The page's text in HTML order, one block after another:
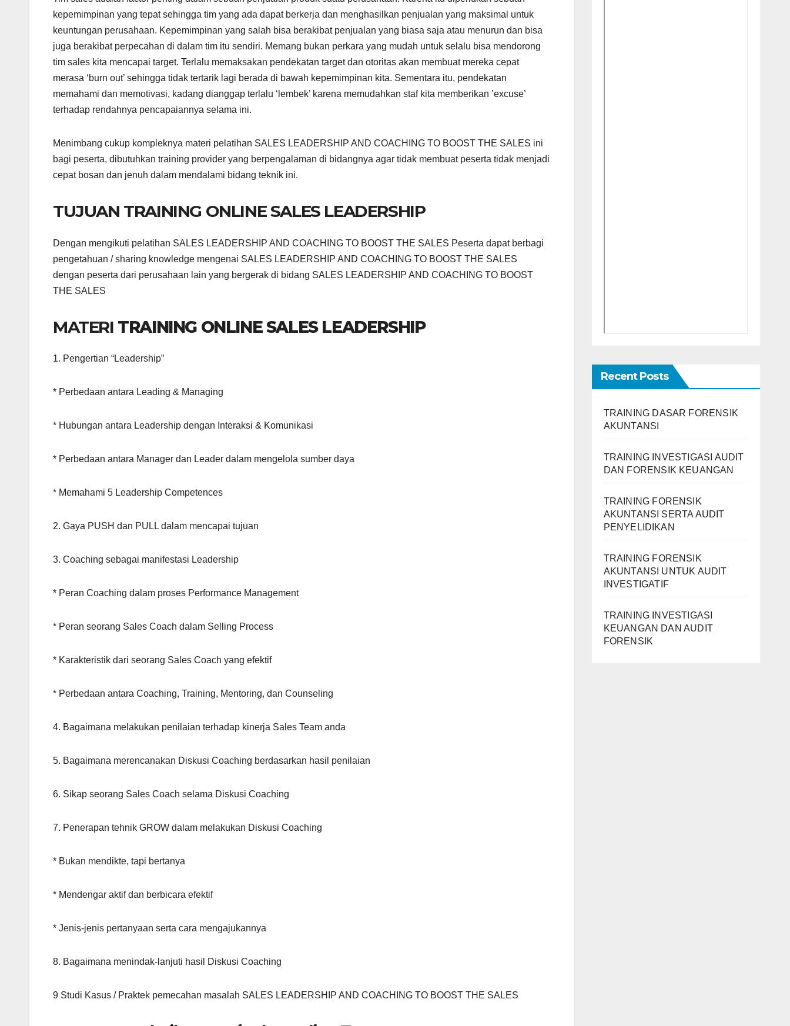
kepemimpinan yang tepat sehingga tim yang ada dapat berkerja dan menghasilkan penjualan yang maksimal untuk
keuntungan perusahaan. Kepemimpinan yang salah bisa berakibat penjualan yang biasa saja atau menurun dan bisa
juga berakibat perpecahan di dalam tim itu sendiri. Memang bukan perkara yang mudah untuk selalu bisa mendorong
tim sales kita mencapai target. Terlalu memaksakan pendekatan target dan otoritas akan membuat mereka cepat
merasa ‘burn out’ sehingga tidak tertarik lagi berada di bawah kepemimpinan kita. Sementara itu, pendekatan
memahami dan memotivasi, kadang dianggap terlalu ‘lembek’ karena memudahkan staf kita memberikan ’excuse’
terhadap rendahnya pencapaiannya selama ini.
Menimbang cukup kompleknya materi pelatihan SALES LEADERSHIP AND COACHING TO BOOST THE SALES ini
bagi peserta, dibutuhkan training provider yang berpengalaman di bidangnya agar tidak membuat peserta tidak menjadi
cepat bosan dan jenuh dalam mendalami bidang teknik ini.
TUJUAN TRAINING ONLINE SALES LEADERSHIP
Dengan mengikuti pelatihan SALES LEADERSHIP AND COACHING TO BOOST THE SALES Peserta dapat berbagi
pengetahuan / sharing knowledge mengenai SALES LEADERSHIP AND COACHING TO BOOST THE SALES
dengan peserta dari perusahaan lain yang bergerak di bidang SALES LEADERSHIP AND COACHING TO BOOST
THE SALES
MATERI TRAINING ONLINE SALES LEADERSHIP
1. Pengertian “Leadership”
* Perbedaan antara Leading & Managing
* Hubungan antara Leadership dengan Interaksi & Komunikasi
* Perbedaan antara Manager dan Leader dalam mengelola sumber daya
* Memahami 5 Leadership Competences
2. Gaya PUSH dan PULL dalam mencapai tujuan
3. Coaching sebagai manifestasi Leadership
* Peran Coaching dalam proses Performance Management
* Peran seorang Sales Coach dalam Selling Process
* Karakteristik dari seorang Sales Coach yang efektif
* Perbedaan antara Coaching, Training, Mentoring, dan Counseling
4. Bagaimana melakukan penilaian terhadap kinerja Sales Team anda
5. Bagaimana merencanakan Diskusi Coaching berdasarkan hasil penilaian
6. Sikap seorang Sales Coach selama Diskusi Coaching
7. Penerapan tehnik GROW dalam melakukan Diskusi Coaching
* Bukan mendikte, tapi bertanya
* Mendengar aktif dan berbicara efektif
* Jenis-jenis pertanyaan serta cara mengajukannya
8. Bagaimana menindak-lanjuti hasil Diskusi Coaching
9 Studi Kasus / Praktek pemecahan masalah SALES LEADERSHIP AND COACHING TO BOOST THE SALES
Recent Posts
TRAINING DASAR FORENSIK
AKUNTANSI
TRAINING INVESTIGASI AUDIT
DAN FORENSIK KEUANGAN
TRAINING FORENSIK
AKUNTANSI SERTA AUDIT
PENYELIDIKAN
TRAINING FORENSIK
AKUNTANSI UNTUK AUDIT
INVESTIGATIF
TRAINING INVESTIGASI
KEUANGAN DAN AUDIT
FORENSIK